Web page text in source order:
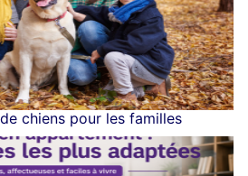
chiens pour les familles